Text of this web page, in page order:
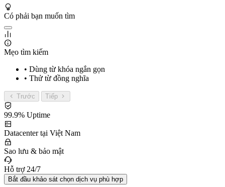
Có phải bạn muốn tìm
Mẹo tìm kiếm
• Dùng từ khóa ngắn gọn
• Thử từ đồng nghĩa
Trước Tiếp
99.9% Uptime
Datacenter tại Việt Nam
Sao lưu & bảo mật
Hỗ trợ 24/7
Bắt đầu khảo sát chọn dịch vụ phù hợp